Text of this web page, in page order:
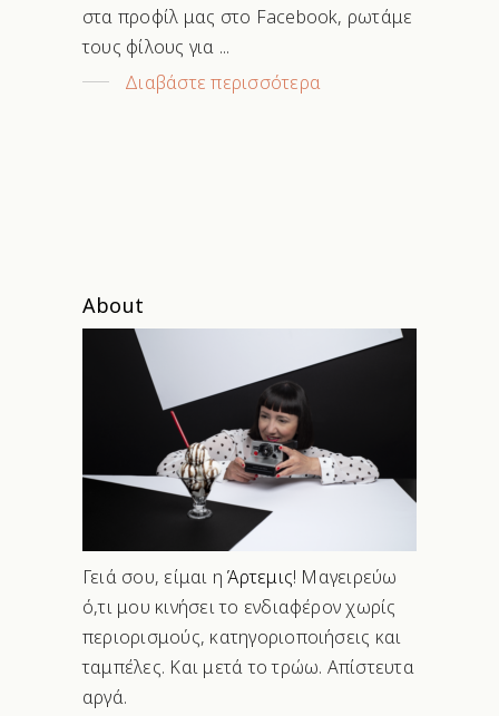
στα προφίλ μας στο Facebook, ρωτάμε
τους φίλους για
Διαβάστε περισσότερα
About
Γειά σου, είμαι ηΆρτεμις! Μαγειρεύω
ό,τι μου κινήσει το ενδιαφέρον χωρίς
περιορισμούς, κατηγοριοποιήσεις και
ταμπέλες. Και μετά το τρώω. Απίστευτα
αργά.